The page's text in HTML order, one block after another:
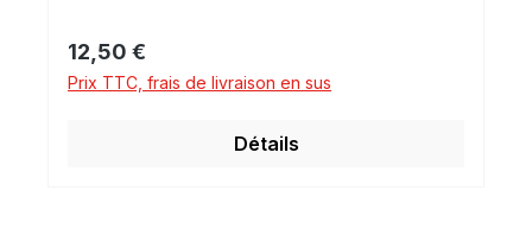
Prix régulier :
12,50 €
Prix TTC, frais de livraison en sus
Détails